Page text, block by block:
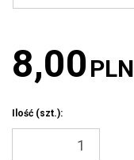
8,00 PLN
Ilość (szt.):